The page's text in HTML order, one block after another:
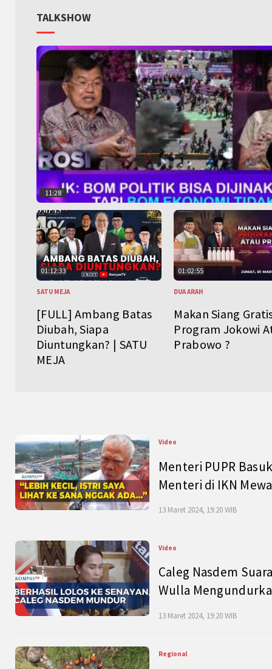
TALKSHOW
11:28
01:12:33
SATU MEJA
[FULL] Ambang Batas
Diubah, Siapa
Diuntungkan? | SATU
MEJA
01:02:55
DUA ARAH
Makan Siang
Program Jokowi
Prabowo ?
Video
Menteri PUPR
Menteri di IKN
13 Maret 2024, 19:20 WIB
Video
Caleg Nasdem
Wulla
13 Maret 2024, 19:20 WIB
Regional